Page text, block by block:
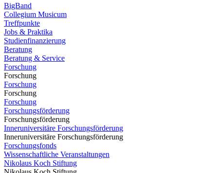
BigBand
Collegium Musicum
Treffpunkte
Jobs & Praktika
Studienfinanzierung
Beratung
Beratung & Service
Forschung
Forschung
Forschung
Forschung
Forschung
Forschungsförderung
Forschungsförderung
Inneruniversitäre Forschungsförderung
Inneruniversitäre Forschungsförderung
Forschungsfonds
Wissenschaftliche Veranstaltungen
Nikolaus Koch Stiftung